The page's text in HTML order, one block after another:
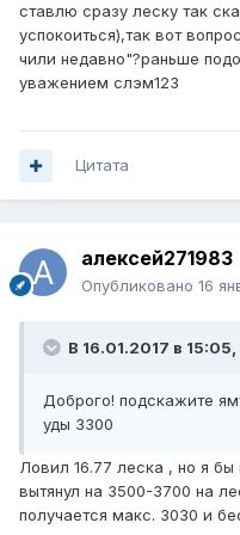
ставлю сразу леску так
успокоиться),так вот
чили недавно"?раньше
уважением слэм123
Цитата
алексей271983
Опубликовано 16
В 16.01.2017 в
Доброго! подскажите
уды 3300
Ловил 16.77 леска , но я бы
вытянул на 3500-3700 на
получается макс. 3030 и